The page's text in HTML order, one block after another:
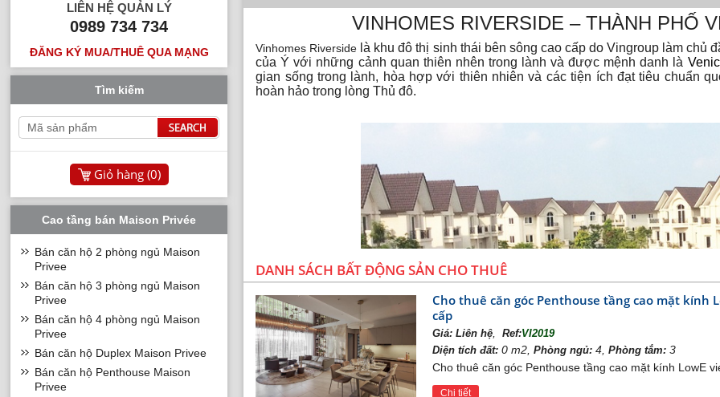
VINHOMES RIVERSIDE – THÀNH PHỐ
Vinhomes Riverside là khu đô thị sinh thái bên sông cao cấp do Vingroup làm
của Ý với những cảnh quan thiên nhên trong lành và được mệnh danh là
gian sống trong lành, hòa hợp với thiên nhiên và các tiện ích đạt tiêu chuẩn
hoàn hảo trong lòng Thủ đô.
DANH SÁCH BẤT ĐỘNG SẢN CHO THUÊ
Cho thuê căn góc Penthouse tầng cao mặt kính
cấp
Giá: Liên hệ, Ref:VI2019
Diện tích đất:0 m2, Phòng ngủ:4, Phòng tắm:3
Cho thuê căn góc Penthouse tầng cao mặt kính LowE
Chi tiết
LIÊN HỆ QUẢN LÝ
0989 734 734
ĐĂNG KÝ MUA/THUÊ QUA MẠNG
Tìm kiếm
Giỏ hàng (0)
Cao tầng bán Maison Privée
Bán căn hộ 2 phòng ngủ Maison
Privee
Bán căn hộ 3 phòng ngủ Maison
Privee
Bán căn hộ 4 phòng ngủ Maison
Privee
Bán căn hộ Duplex Maison Privee
Bán căn hộ Penthouse Maison
Privee